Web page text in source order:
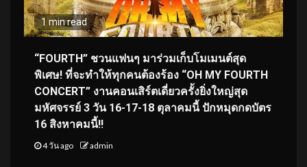
1 min read
“FOURTH” ชวนแฟนๆ มาร่วมเก็บโมเมนต์สุด
พิเศษ! ที่จะทำให้ทุกคนต้องร้อง “OH MY FOURTH
CONCERT” งานคอนเสิร์ตเดี่ยวครั้งยิ่งใหญ่สุด
มหัศจรรย์ 3 วัน 16-17-18 ตุลาคมนี้ ปักหมุดกดบัตร
16 สิงหาคมนี้!!
4 วัน ago admin